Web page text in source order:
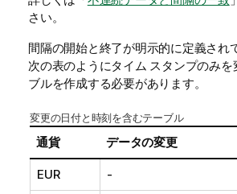
さい。
間隔の開始と終了が明示的に定義され
次の表のようにタイム スタンプのみ
ブルを作成する必要があります。
変更の日付と時刻を含むテーブル
通貨 データの変更
EUR -